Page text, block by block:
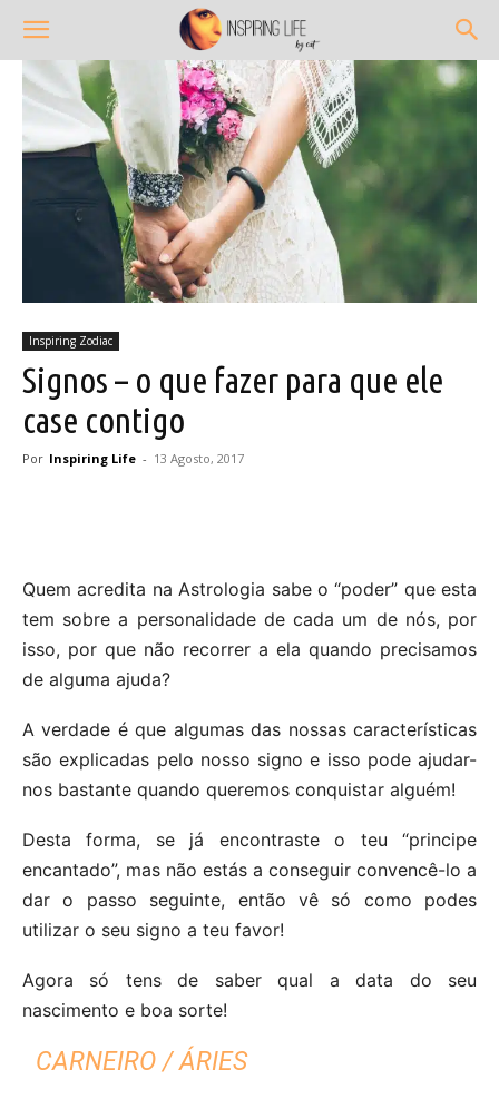
Inspiring Zodiac
Signos – o que fazer para que ele
case contigo
Por Inspiring Life - 13 Agosto, 2017
Quem acredita na Astrologia sabe o “poder” que esta
tem sobre a personalidade de cada um de nós, por
isso, por que não recorrer a ela quando precisamos
de alguma ajuda?
A verdade é que algumas das nossas características
são explicadas pelo nosso signo e isso pode ajudar-
nos bastante quando queremos conquistar alguém!
Desta forma, se já encontraste o teu “principe
encantado”, mas não estás a conseguir convencê-lo a
dar o passo seguinte, então vê só como podes
utilizar o seu signo a teu favor!
Agora só tens de saber qual a data do seu
nascimento e boa sorte!
CARNEIRO / ÁRIES